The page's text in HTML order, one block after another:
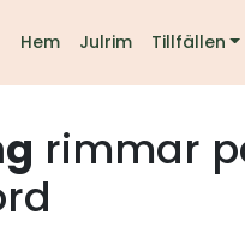
Hem Julrim Tillfällen
rimmar